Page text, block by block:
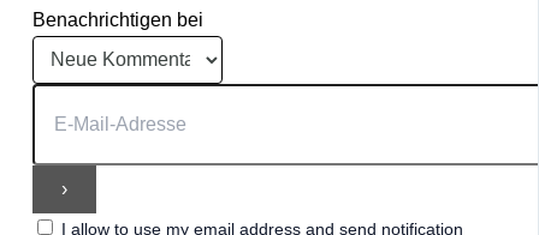
Benachrichtigen bei
I allow to use my email address and send notification